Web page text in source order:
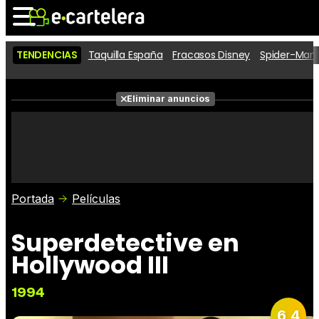
Noticias
Cartelera
Críticas
TENDENCIAS Taquilla España Fracasos Disney Spider-
Eliminar anuncios
Portada Películas
Superdetective en
Hollywood III
1994
6,4